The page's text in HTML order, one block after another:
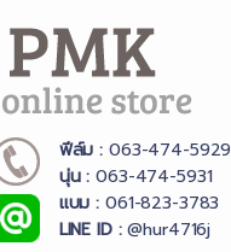
ฟีล์ม : 063-474-5929
นุ่น : 063-474-5931
แบม : 061-823-3783
LINE ID :@hur4716j